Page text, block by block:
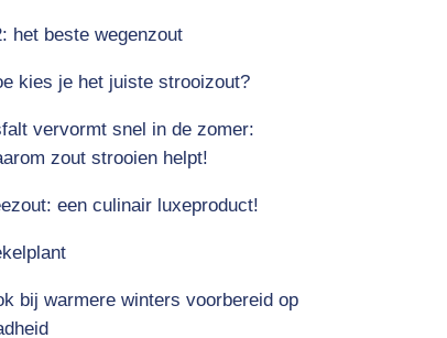
het beste wegenzout
kies je het juiste strooizout?
vervormt snel in de zomer:
zout strooien helpt!
een culinair luxeproduct!
bij warmere winters voorbereid op